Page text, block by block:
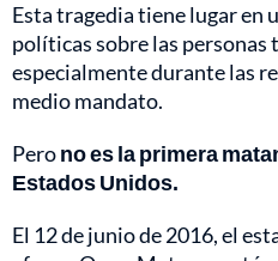
Esta tragedia tiene lugar en
políticas sobre las personas
especialmente durante las
medio mandato.
Perono es la primera
Estados Unidos.
El 12 de junio de 2016, el